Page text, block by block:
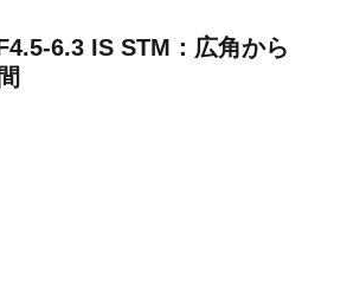
6.3 IS STM：広角から